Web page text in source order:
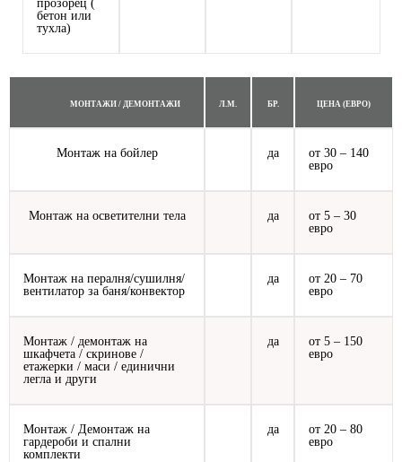
прозорец (
бетон или
тухла)
МОНТАЖИ / ДЕМОНТАЖИ Л.М. БР. ЦЕНА (ЕВРО)
Монтаж на бойлер да
от 30 – 140
евро
Монтаж на осветителни тела да
от 5 – 30
евро
Монтаж на пералня/сушилня/
вентилатор за баня/конвектор
да
от 20 – 70
евро
Монтаж / демонтаж на
шкафчета / скринове /
етажерки / маси / единични
легла и други
да
от 5 – 150
евро
Монтаж / Демонтаж на
гардероби и спални
комплекти
да
от 20 – 80
евро